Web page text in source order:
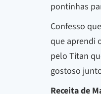
pontinhas
Confesso
que aprendi
pelo Titan
gostoso
Receita de